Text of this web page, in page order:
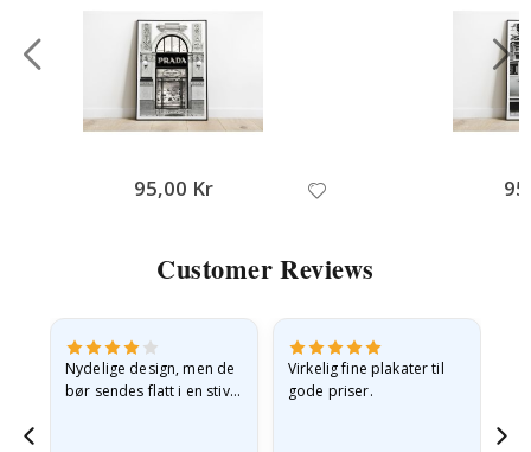
95,00 Kr
Customer Reviews
Nydelige design, men de
bør sendes flatt i en stiv
Virkelig fine plakater til
gode priser.